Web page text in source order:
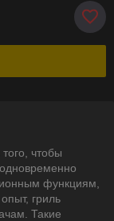
чтобы
функциям,
гриль
Такие